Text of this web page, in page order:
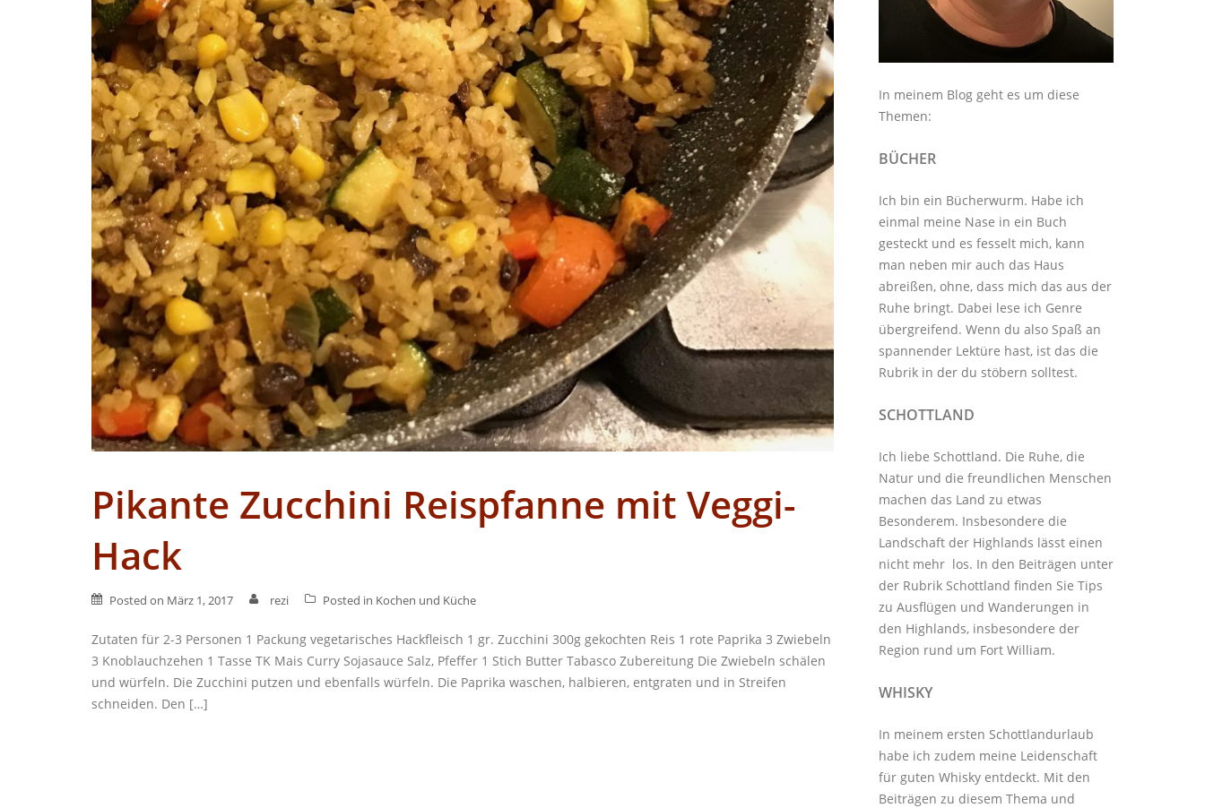
Pikante Zucchini Reispfanne mit Veggi-
Hack
Posted on März 1, 2017 rezi Posted in Kochen und Küche
Zutaten für 2-3 Personen 1 Packung vegetarisches Hackfleisch 1 gr. Zucchini 300g gekochten Reis 1 rote Paprika 3 Zwiebeln
3 Knoblauchzehen 1 Tasse TK Mais Curry Sojasauce Salz, Pfeffer 1 Stich Butter Tabasco Zubereitung Die Zwiebeln schälen
und würfeln. Die Zucchini putzen und ebenfalls würfeln. Die Paprika waschen, halbieren, entgraten und in Streifen
schneiden. Den […]
In meinem Blog geht es um diese
Themen:
BÜCHER
Ich bin ein Bücherwurm. Habe ich
einmal meine Nase in ein Buch
gesteckt und es fesselt mich, kann
man neben mir auch das Haus
abreißen, ohne, dass mich das aus der
Ruhe bringt. Dabei lese ich Genre
übergreifend. Wenn du also Spaß an
spannender Lektüre hast, ist das die
Rubrik in der du stöbern solltest.
SCHOTTLAND
Ich liebe Schottland. Die Ruhe, die
Natur und die freundlichen Menschen
machen das Land zu etwas
Besonderem. Insbesondere die
Landschaft der Highlands lässt einen
nicht mehr los. In den Beiträgen unter
der Rubrik Schottland finden Sie Tips
zu Ausflügen und Wanderungen in
den Highlands, insbesondere der
Region rund um Fort William.
WHISKY
In meinem ersten Schottlandurlaub
habe ich zudem meine Leidenschaft
für guten Whisky entdeckt. Mit den
Beiträgen zu diesem Thema und